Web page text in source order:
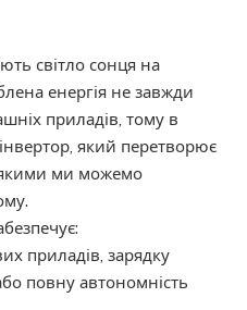
світло сонця на
енергія не завжди
приладів, тому в
який перетворює
якими ми можемо
приладів, зарядку
повну автономність